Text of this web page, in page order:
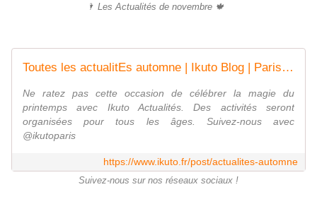
🌂 Les Actualités de novembre 🍁
Toutes les actualitEs automne | Ikuto Blog | Paris, France
Ne ratez pas cette occasion de célébrer la magie du
printemps avec Ikuto Actualités. Des activités seront
organisées pour tous les âges. Suivez-nous avec
@ikutoparis
https://www.ikuto.fr/post/actualites-automne
Suivez-nous sur nos réseaux sociaux !